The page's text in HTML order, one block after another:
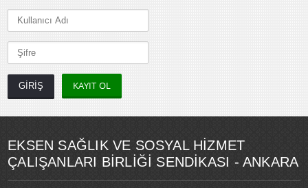
KAYIT OL
EKSEN SAĞLIK VE SOSYAL HİZMET
ÇALIŞANLARI BİRLİĞİ SENDİKASI - ANKARA